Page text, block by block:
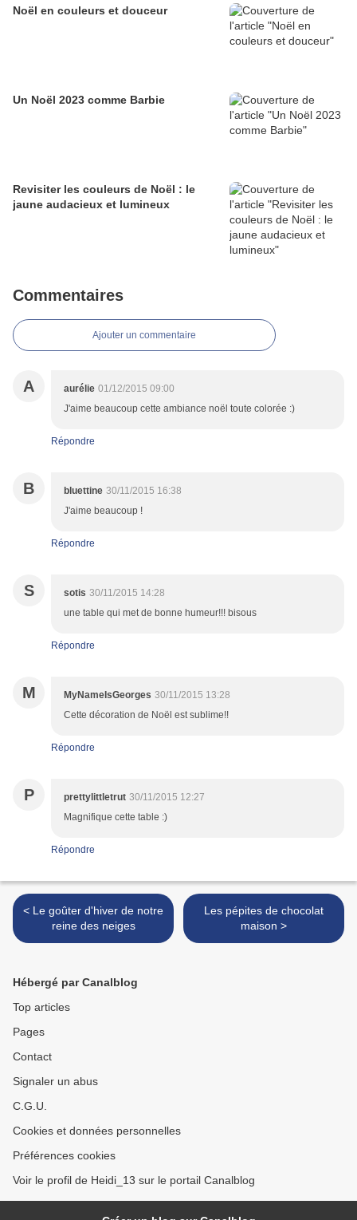
Noël en couleurs et douceur
Un Noël 2023 comme Barbie
Revisiter les couleurs de Noël : le
jaune audacieux et lumineux
Commentaires
Ajouter un commentaire
A aurélie 01/12/2015 09:00
J'aime beaucoup cette ambiance noël toute colorée :)
Répondre
B bluettine 30/11/2015 16:38
J'aime beaucoup !
Répondre
S sotis 30/11/2015 14:28
une table qui met de bonne humeur!!! bisous
Répondre
M MyNameIsGeorges 30/11/2015 13:28
Cette décoration de Noël est sublime!!
Répondre
P prettylittletrut 30/11/2015 12:27
Magnifique cette table :)
Répondre
< Le goûter d'hiver de notre
reine des neiges
Les pépites de chocolat
maison >
Hébergé par Canalblog
Top articles
Pages
Contact
Signaler un abus
C.G.U.
Cookies et données personnelles
Préférences cookies
Voir le profil de Heidi_13 sur le portail Canalblog